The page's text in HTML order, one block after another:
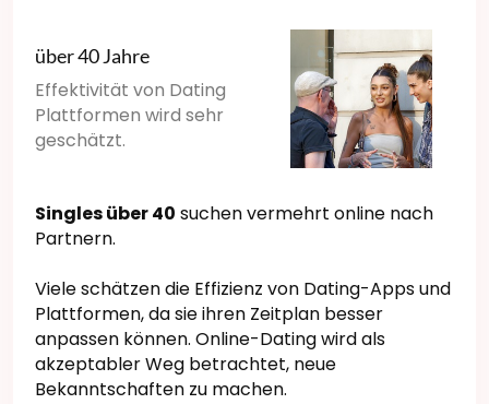
über 40 Jahre
Effektivität von Dating
Plattformen wird sehr
geschätzt.
Singles über 40 suchen vermehrt online nach
Partnern.
Viele schätzen die Effizienz von Dating-Apps und
Plattformen, da sie ihren Zeitplan besser
anpassen können. Online-Dating wird als
akzeptabler Weg betrachtet, neue
Bekanntschaften zu machen.